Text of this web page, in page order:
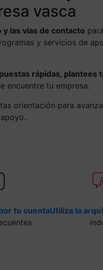
vasca
las vías de contacto para
y servicios de
rápidas, plantees
encuentre tu empresa.
orientación para
tu cuentaUtiliza la